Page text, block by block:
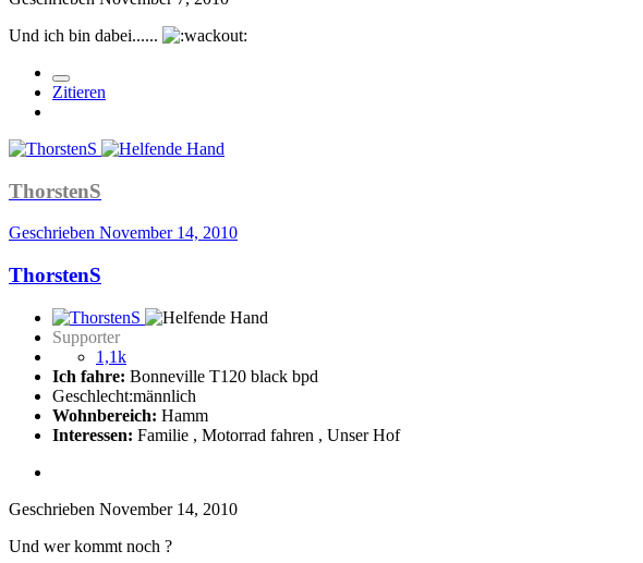
Und ich bin dabei......
Zitieren
ThorstenS
Geschrieben November 14, 2010
ThorstenS
Supporter
1,1k
Ich fahre: Bonneville T120 black bpd
Geschlecht:männlich
Wohnbereich: Hamm
Interessen: Familie , Motorrad fahren , Unser Hof
Geschrieben November 14, 2010
Und wer kommt noch ?